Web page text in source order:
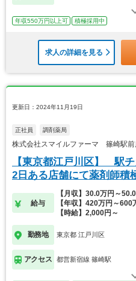
年収550万円以上可 積極採用中
求人の詳細を見る
更新日：2024年11月19日
正社員 調剤薬局
株式会社スマイルファーマ 篠崎駅前
【東京都江戸川区】 駅
2日ある店舗にて薬剤師積
給与
【月収】30.0万円～
【年収】420万円～
【時給】2,000円～
勤務地 東京都 江戸川区
アクセス 都営新宿線 篠崎駅